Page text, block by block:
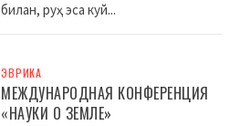
билан, руҳ эса куй...
ЭВРИКА
МЕЖДУНАРОДНАЯ КОНФЕРЕНЦИЯ
«НАУКИ О ЗЕМЛЕ»